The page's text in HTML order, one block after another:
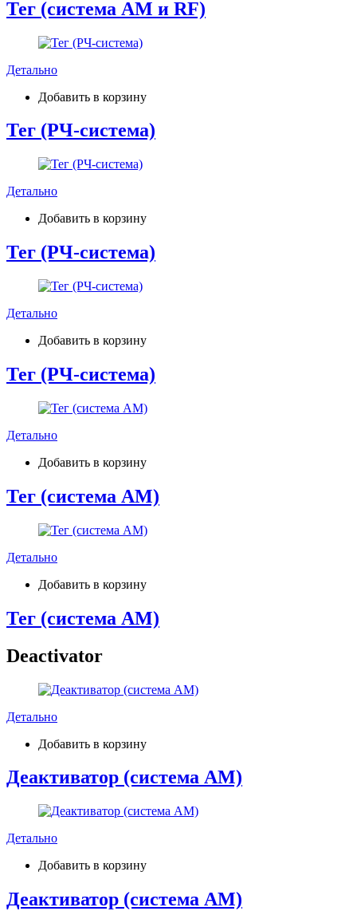
Тег (система AM и RF)
Детально
Добавить в корзину
Тег (РЧ-система)
Детально
Добавить в корзину
Тег (РЧ-система)
Детально
Добавить в корзину
Тег (РЧ-система)
Детально
Добавить в корзину
Тег (система AM)
Детально
Добавить в корзину
Тег (система AM)
Deactivator
Детально
Добавить в корзину
Деактиватор (система АМ)
Детально
Добавить в корзину
Деактиватор (система АМ)